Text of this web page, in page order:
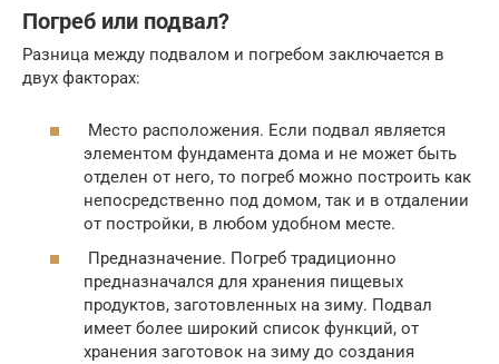
Погреб или подвал?
Разница между подвалом и погребом заключается в
двух факторах:
Место расположения. Если подвал является
элементом фундамента дома и не может быть
отделен от него, то погреб можно построить как
непосредственно под домом, так и в отдалении
от постройки, в любом удобном месте.
Предназначение. Погреб традиционно
предназначался для хранения пищевых
продуктов, заготовленных на зиму. Подвал
имеет более широкий список функций, от
хранения заготовок на зиму до создания